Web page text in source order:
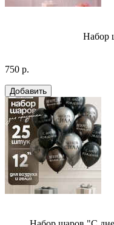
Набор
750 р.